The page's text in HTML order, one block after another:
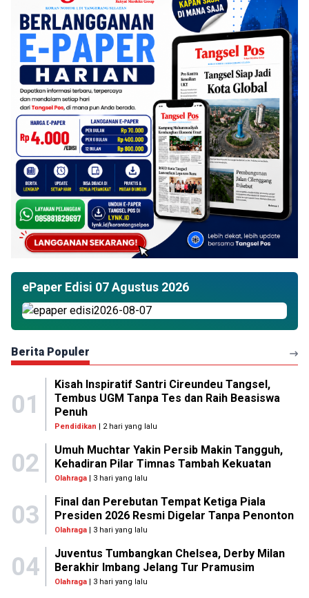
ePaper Edisi 07 Agustus 2026
Berita Populer
01
Kisah Inspiratif Santri Cireundeu Tangsel,
Tembus UGM Tanpa Tes dan Raih Beasiswa
Penuh
Pendidikan | 2 hari yang lalu
02
Umuh Muchtar Yakin Persib Makin Tangguh,
Kehadiran Pilar Timnas Tambah Kekuatan
Olahraga| 3 hari yang lalu
03
Final dan Perebutan Tempat Ketiga Piala
Presiden 2026 Resmi Digelar Tanpa Penonton
Olahraga| 3 hari yang lalu
04
Juventus Tumbangkan Chelsea, Derby Milan
Berakhir Imbang Jelang Tur Pramusim
Olahraga| 3 hari yang lalu